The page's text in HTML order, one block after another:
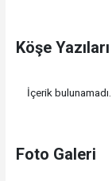
Köşe Yazıları
İçerik bulunamadı.
Foto Galeri